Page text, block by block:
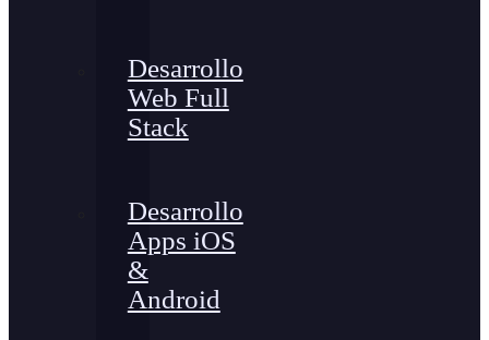
Desarrollo
Web Full
Stack
Desarrollo
Apps iOS
&
Android